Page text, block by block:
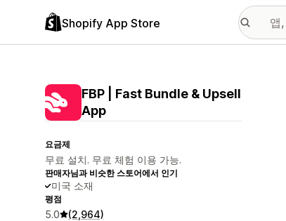
Shopify App Store
FBP | Fast Bundle & Upsell
App
요금제
무료 설치. 무료 체험 이용 가능.
판매자님과 비슷한 스토어에서 인기
미국 소재
평점
5.0 (2,964)